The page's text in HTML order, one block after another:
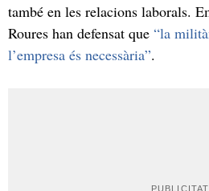
també en les relacions laborals.
Roures han defensat que “la
l’empresa és necessària”.